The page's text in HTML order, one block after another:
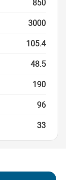
850
3000
105.4
48.5
190
96
33